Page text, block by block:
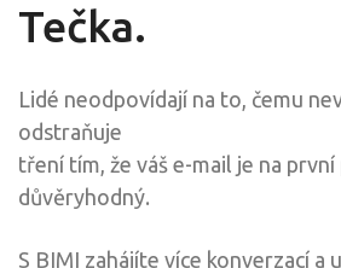
Tečka.
Lidé neodpovídají na to, čemu
odstraňuje
tření tím, že váš e-mail je na první
důvěryhodný.
S BIMI zahájíte více konverzací a